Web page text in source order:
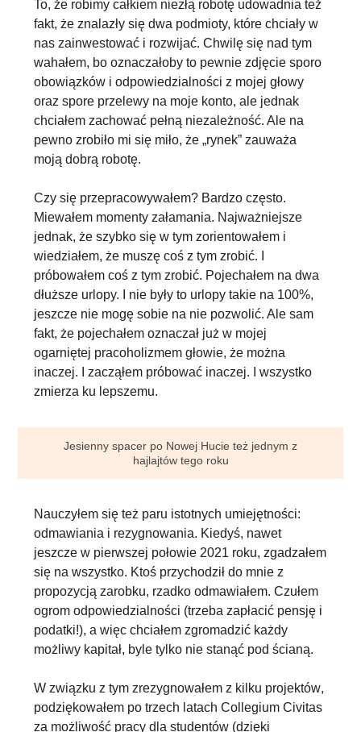
To, że robimy całkiem niezłą robotę udowadnia też
fakt, że znalazły siędwa podmioty, które chciały w
nas zainwestować i rozwijać. Chwilę się nad tym
wahałem, bo oznaczałoby to pewnie zdjęcie sporo
obowiązków i odpowiedzialności z mojej głowy
oraz spore przelewy na moje konto, ale jednak
chciałem zachować pełną niezależność. Ale na
pewno zrobiło mi się miło, że „rynek” zauważa
moją dobrą robotę.
Czy się przepracowywałem? Bardzo często.
Miewałem momenty załamania. Najważniejsze
jednak, że szybko się w tym zorientowałem i
wiedziałem, że muszę coś z tym zrobić. I
próbowałem coś z tym zrobić. Pojechałem na dwa
dłuższe urlopy. I nie były to urlopy takie na 100%,
jeszcze nie mogę sobie na nie pozwolić. Ale sam
fakt, że pojechałem oznaczał już w mojej
ogarniętej pracoholizmem głowie, że można
inaczej. I zacząłem próbować inaczej. I wszystko
zmierza ku lepszemu.
Jesienny spacer po Nowej Hucie też jednym z
hajlajtów tego roku
Nauczyłem się też paru istotnych umiejętności:
odmawiania i rezygnowania. Kiedyś, nawet
jeszcze w pierwszej połowie 2021 roku, zgadzałem
się na wszystko. Ktoś przychodził do mnie z
propozycją zarobku, rzadko odmawiałem. Czułem
ogrom odpowiedzialności (trzeba zapłacić pensję i
podatki!), a więc chciałem zgromadzić każdy
możliwy kapitał, byle tylko nie stanąć pod ścianą.
W związku z tymzrezygnowałem z kilku projektów,
podziękowałem po trzech latach Collegium Civitas
za możliwość pracy dla studentów (dzięki